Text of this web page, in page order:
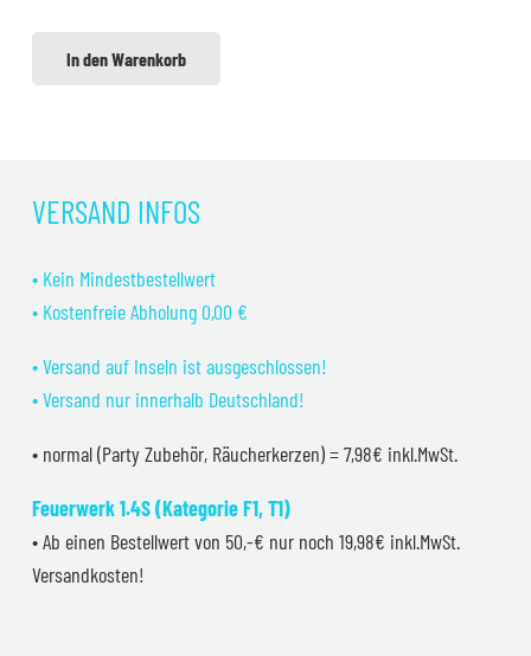
In den Warenkorb
VERSAND INFOS
• Kein Mindestbestellwert
• Kostenfreie Abholung 0,00 €
• Versand auf Inseln ist ausgeschlossen!
• Versand nur innerhalb Deutschland!
• normal (Party Zubehör, Räucherkerzen) = 7,98€ inkl.MwSt.
Feuerwerk 1.4S (Kategorie F1, T1)
• Ab einen Bestellwert von 50,-€ nur noch 19,98€ inkl.MwSt.
Versandkosten!